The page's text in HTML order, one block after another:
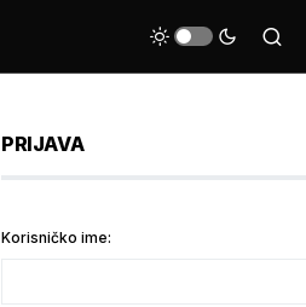
PRIJAVA
Korisničko ime: